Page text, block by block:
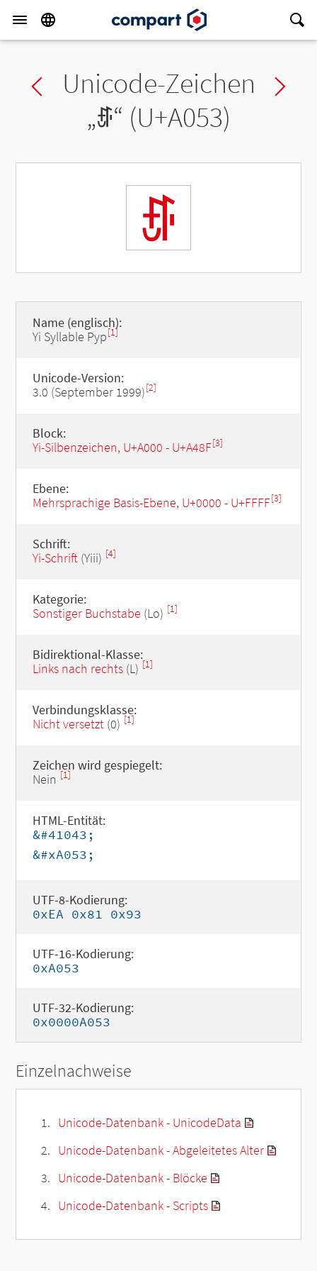
Previous char
Unicode-Zeichen
„ꁓ“ (U+A053)
ꁓ
Name (englisch):
Yi Syllable Pyp[1]
Unicode-Version:
3.0 (September 1999)[2]
Block:
Yi-Silbenzeichen, U+A000 - U+A48F[3]
Ebene:
Mehrsprachige Basis-Ebene, U+0000 - U+FFFF[3]
Schrift:
Yi-Schrift(Yiii) [4]
Kategorie:
Sonstiger Buchstabe (Lo) [1]
Bidirektional-Klasse:
Links nach rechts(L) [1]
Verbindungsklasse:
Nicht versetzt(0) [1]
Zeichen wird gespiegelt:
Nein [1]
HTML-Entität:
&#41043;
&#xA053;
UTF-8-Kodierung:
0xEA 0x81 0x93
UTF-16-Kodierung:
0xA053
UTF-32-Kodierung:
0x0000A053
Einzelnachweise
Unicode-Datenbank - UnicodeData
Unicode-Datenbank - Abgeleitetes Alter
Unicode-Datenbank - Blöcke
Unicode-Datenbank - Scripts